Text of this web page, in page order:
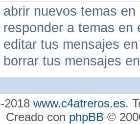
abrir nuevos temas
responder a temas en
editar tus mensajes
borrar tus mensajes
2018 www.c4atreros.es.
Creado con phpBB ©